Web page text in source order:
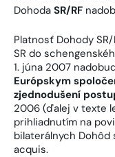
Dohoda SR/RF
Platnosť Dohody
SR do
1. júna 2007
Európskym
zjednodušení
2006 (ďalej v texte
prihliadnutím na
bilaterálnych Dohôd
acquis.